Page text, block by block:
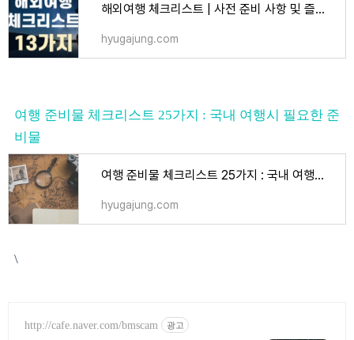
해외여행 체크리스트 | 사전 준비 사항 및 즐거운 여행 팁 (13가지) - 여행일반
hyugajung.com
여행 준비물 체크리스트 25가지 : 국내 여행시 필요한 준
비물
여행 준비물 체크리스트 25가지 : 국내 여행시 필요한 준비물 - 여행일반
hyugajung.com
\
http://cafe.naver.com/bmscam 광고